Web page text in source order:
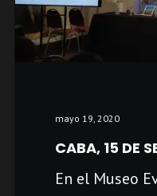
mayo 19, 2020
CABA, 15 DE
En el Museo